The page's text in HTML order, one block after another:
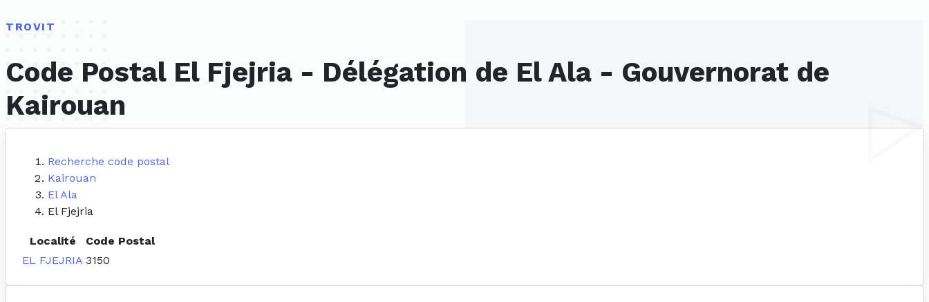
TROVIT
Code Postal El Fjejria - Délégation de El Ala - Gouvernorat de
Kairouan
Recherche code postal
Kairouan
El Ala
El Fjejria
Localité
Code Postal
EL FJEJRIA 3150